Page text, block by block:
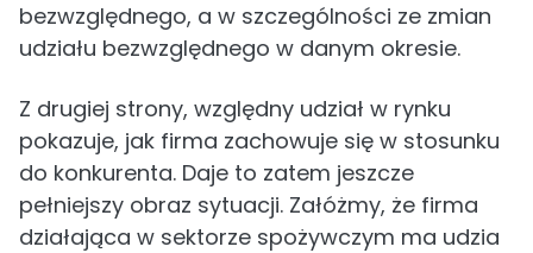
bezwzględnego, a w szczególności ze zmian
udziału bezwzględnego w danym okresie.
Z drugiej strony, względny udział w rynku
pokazuje, jak firma zachowuje się w stosunku
do konkurenta. Daje to zatem jeszcze
pełniejszy obraz sytuacji. Załóżmy, że firma
działająca w sektorze spożywczym ma udzia